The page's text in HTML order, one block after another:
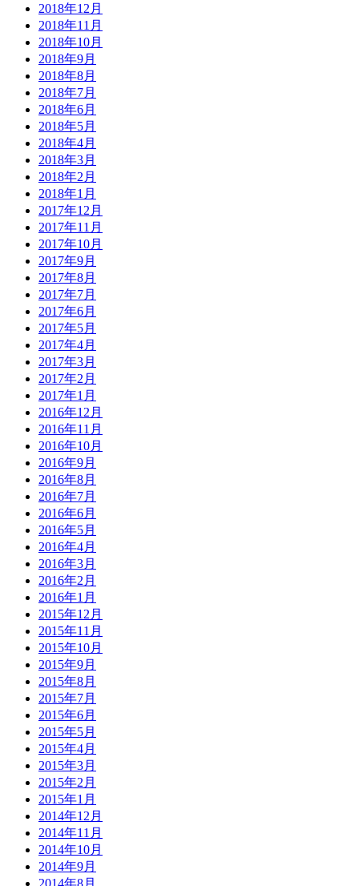
2018年12月
2018年11月
2018年10月
2018年9月
2018年8月
2018年7月
2018年6月
2018年5月
2018年4月
2018年3月
2018年2月
2018年1月
2017年12月
2017年11月
2017年10月
2017年9月
2017年8月
2017年7月
2017年6月
2017年5月
2017年4月
2017年3月
2017年2月
2017年1月
2016年12月
2016年11月
2016年10月
2016年9月
2016年8月
2016年7月
2016年6月
2016年5月
2016年4月
2016年3月
2016年2月
2016年1月
2015年12月
2015年11月
2015年10月
2015年9月
2015年8月
2015年7月
2015年6月
2015年5月
2015年4月
2015年3月
2015年2月
2015年1月
2014年12月
2014年11月
2014年10月
2014年9月